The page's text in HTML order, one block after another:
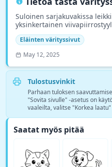
Suloinen sarjakuvakissa
yksinkertainen
Eläinten värityssivut
May 12, 2025
Tulostusvinkit
Parhaan tuloksen
"Sovita sivulle" -asetus on
vaaleilta, valitse "Korkea
Saatat myös pitää